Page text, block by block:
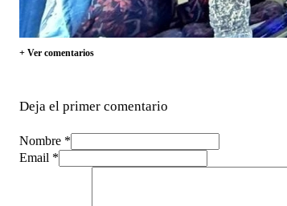
+ Ver comentarios
Deja el primer comentario
Nombre *
Email *